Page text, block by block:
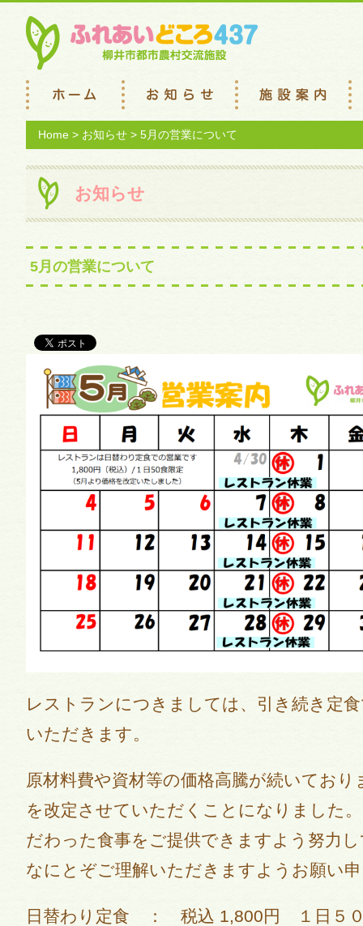
Home > お知らせ > 5月の営業について
お知らせ
5月の営業について
レストランにつきましては、引き続き定
いただきます。
原材料費や資材等の価格高騰が続いており
を改定させていただくことになりました
だわった食事をご提供できますよう努力
なにとぞご理解いただきますようお願い
日替わり定食 ： 税込 1,800円 １日５